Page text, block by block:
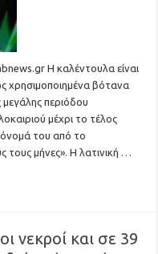
Η καλέντουλα είναι
χρησιμοποιημένα βότανα
περιόδου
μέχρι το τέλος
του από το
τους μήνες». Η λατινική …
νεκροί και σε 39